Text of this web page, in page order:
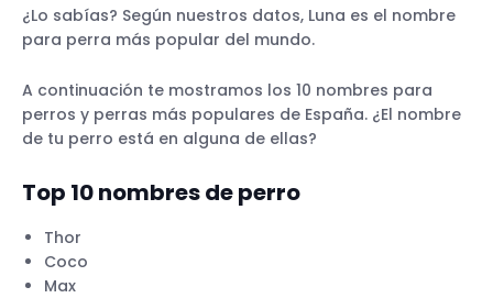
100 nombres de perros populares en
100 nombres de perros populares en
Canadá
100 nombres de perros populares en
100 nombres de perros populares en
¿Lo sabías? Según nuestros datos, Luna es el nombre
para perra más popular del mundo.
A continuación te mostramos los 10 nombres para
perros y perras más populares de España. ¿El nombre
de tu perro está en alguna de ellas?
Top 10nombres de perro
Thor
Coco
Max